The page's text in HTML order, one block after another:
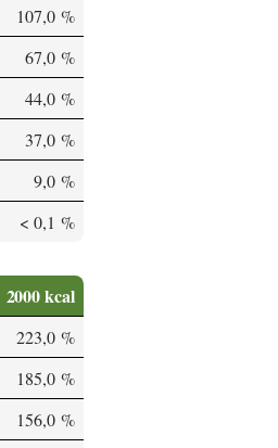
107,0 %
67,0 %
44,0 %
37,0 %
9,0 %
< 0,1 %
2000 kcal
223,0 %
185,0 %
156,0 %